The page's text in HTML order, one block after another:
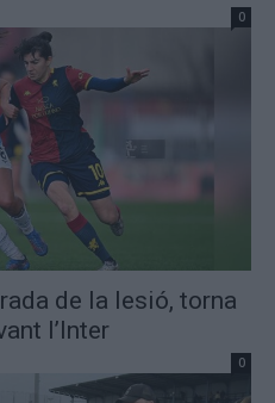
0
de la lesió, torna
l’Inter
0